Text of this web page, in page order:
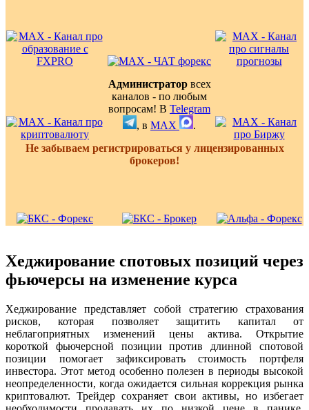
Администраторвсех
каналов - по любым
вопросам! В Telegram
, в MAX
.
Не забываем регистрироваться у лицензированных
брокеров!
Хеджирование спотовых позиций через
фьючерсы на изменение курса
Хеджирование представляет собой стратегию страхования
рисков, которая позволяет защитить капитал от
неблагоприятных изменений цены актива. Открытие
короткой фьючерсной позиции против длинной спотовой
позиции помогает зафиксировать стоимость портфеля
инвестора. Этот метод особенно полезен в периоды высокой
неопределенности, когда ожидается сильная коррекция рынка
криптовалют. Трейдер сохраняет свои активы, но избегает